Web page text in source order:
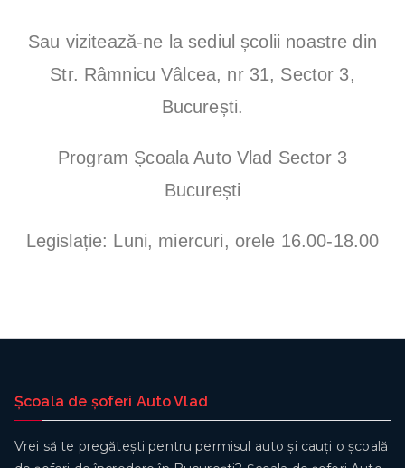
Sau vizitează-ne la sediul școlii noastre din
Str. Râmnicu Vâlcea, nr 31, Sector 3,
București.
Program Școala Auto Vlad Sector 3
București
Legislație: Luni, miercuri, orele 16.00-18.00
Școala de șoferi Auto Vlad
Vrei să te pregătești pentru permisul auto și cauți o școală